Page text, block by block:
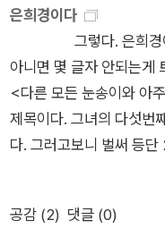
[오래전 집을 떠날 때] 박완서 [너무도 쓸쓸한 당신] <창
작과 비평 창간 30주년
의 단편을 모아서 만든
손춘익 <벽화>, 김만옥
의자>, 이병천 <고려장
<개다리 영감의 죽음>,
너>, 최임순< 저들의
을의 우체국 남자와 그의
오지를 않았다. 상처를 보
소리를 내면 우리의 손
가끔 세상을 살다가 사
시절의 예삐를 떠올려
게 호의를 베푸는 사람
속으로 들어가려 하는구
나는 이렇게 상처입은
향한 한없는 연민을 느끼
은희경이다
그렇다. 은희경이다
아니면 몇 글자 안되는게
<다른 모든 눈송이와 아
제목이다. 그녀의 다섯번
다. 그러고보니 벌써 등
나서야 그녀의 이름과 작
한다>는 내게 다소 실망
공감 (2) 댓글 (0)